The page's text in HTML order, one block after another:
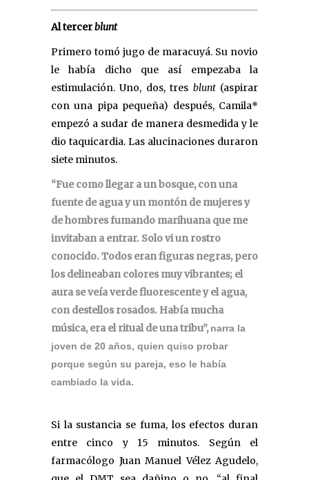
Al tercerblunt
Primero tomó jugo de maracuyá. Su novio
le había dicho que así empezaba la
estimulación. Uno, dos, tres blunt(aspirar
con una pipa pequeña) después, Camila*
empezó a sudar de manera desmedida y le
dio taquicardia. Las alucinaciones duraron
siete minutos.
“Fue como llegar a un bosque, con una
fuente de agua y un montón de mujeres y
de hombres fumando marihuana que me
invitaban a entrar. Solo vi un rostro
conocido. Todos eran figuras negras, pero
los delineaban colores muy vibrantes; el
aura se veía verde fluorescente y el agua,
con destellos rosados. Había mucha
música, era el ritual de una tribu”,narra la
joven de 20 años, quien quiso probar
porque según su pareja, eso le había
cambiado la vida.
Si la sustancia se fuma, los efectos duran
entre cinco y 15 minutos. Según el
farmacólogo Juan Manuel Vélez Agudelo,